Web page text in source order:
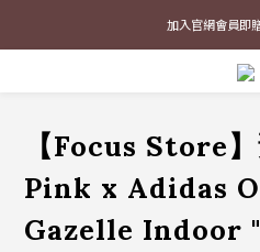
最新三方聯名倒鉤，
加入官網會員即
最新三方聯名倒鉤，
【Focus Store
Pink x Adidas
Gazelle Indoor